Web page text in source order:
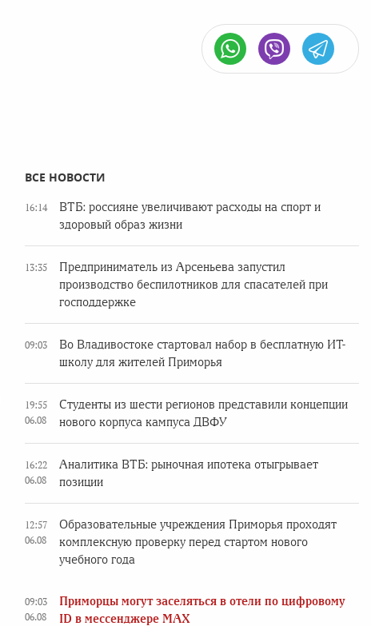
ВСЕ НОВОСТИ
16:14
ВТБ: россияне увеличивают расходы на спорт и
здоровый образ жизни
13:35
Предприниматель из Арсеньева запустил
производство беспилотников для спасателей при
господдержке
09:03
Во Владивостоке стартовал набор в бесплатную ИТ-
школу для жителей Приморья
19:55
06.08
Студенты из шести регионов представили концепции
нового корпуса кампуса ДВФУ
16:22
06.08
Аналитика ВТБ: рыночная ипотека отыгрывает
позиции
12:57
06.08
Образовательные учреждения Приморья проходят
комплексную проверку перед стартом нового
учебного года
09:03
06.08
Приморцы могут заселяться в отели по цифровому
ID в мессенджере MAX